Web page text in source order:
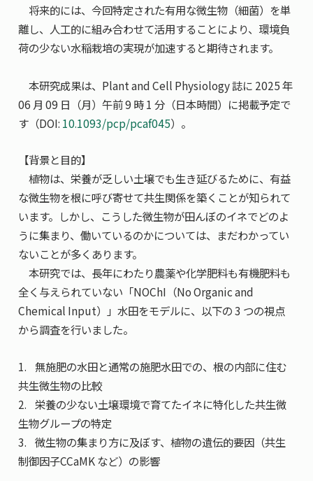
将来的には、今回特定された有用な微生物（細菌）を単
離し、人工的に組み合わせて活用することにより、環境負
荷の少ない水稲栽培の実現が加速すると期待されます。
本研究成果は、Plant and Cell Physiology 誌に 2025 年
06 月 09 日（月）午前 9 時 1 分（日本時間）に掲載予定で
す（DOI: 10.1093/pcp/pcaf045）。
【背景と目的】
植物は、栄養が乏しい土壌でも生き延びるために、有益
な微生物を根に呼び寄せて共生関係を築くことが知られて
います。しかし、こうした微生物が田んぼのイネでどのよ
うに集まり、働いているのかについては、まだわかってい
ないことが多くあります。
本研究では、長年にわたり農薬や化学肥料も有機肥料も
全く与えられていない「NOChI（No Organic and
Chemical Input）」水田をモデルに、以下の 3 つの視点
から調査を行いました。
1. 無施肥の水田と通常の施肥水田での、根の内部に住む
共生微生物の比較
2. 栄養の少ない土壌環境で育てたイネに特化した共生微
生物グループの特定
3. 微生物の集まり方に及ぼす、植物の遺伝的要因（共生
制御因子CCaMK など）の影響